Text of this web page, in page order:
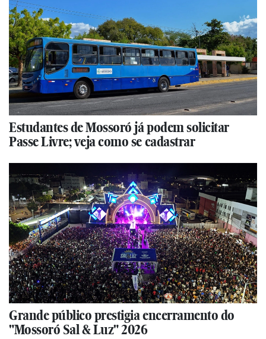
Estudantes de Mossoró já podem solicitar
Passe Livre; veja como se cadastrar
Grande público prestigia encerramento do
"Mossoró Sal & Luz" 2026